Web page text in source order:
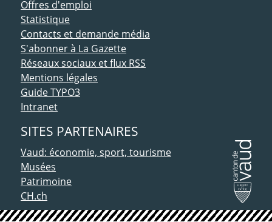
Offres d'emploi
Statistique
Contacts et demande média
S'abonner à La Gazette
Réseaux sociaux et flux RSS
Mentions légales
Guide TYPO3
Intranet
SITES PARTENAIRES
Vaud: économie, sport, tourisme
Musées
Patrimoine
CH.ch